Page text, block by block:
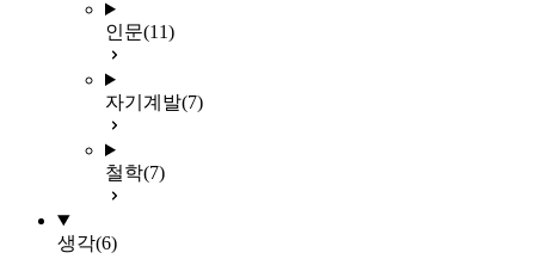
인문(11)
자기계발(7)
철학(7)
생각(6)